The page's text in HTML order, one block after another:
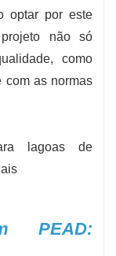
optar por este
não só
como
com as normas
PEAD: